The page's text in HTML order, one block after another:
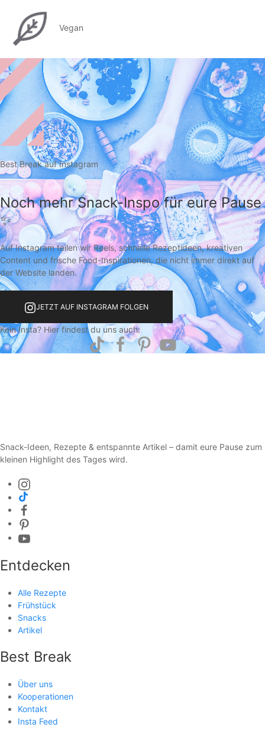
Vegan
Best Break auf Instagram
Noch mehr Snack-Inspo für eure Pause
✨
Auf Instagram teilen wir Reels, schnelle Rezeptideen, kreativen
Content und frische Food-Inspirationen, die nicht immer direkt auf
der Website landen.
JETZT AUF INSTAGRAM FOLGEN
Kein Insta? Hier findest du uns auch:
Snack-Ideen, Rezepte & entspannte Artikel – damit eure Pause zum
kleinen Highlight des Tages wird.
Entdecken
Alle Rezepte
Frühstück
Snacks
Artikel
Best Break
Über uns
Kooperationen
Kontakt
Insta Feed